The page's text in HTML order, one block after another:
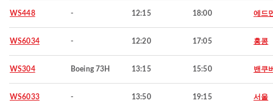
WS448 - 12:15 18:00 에드
WS6034 - 12:20 17:05 홍콩
WS304 Boeing 73H 13:15 15:50 밴쿠
WS6033 - 13:50 19:15 서울